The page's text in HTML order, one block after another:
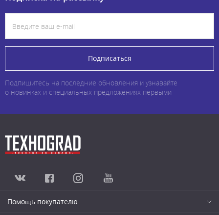
Подписаться
Подпишитесь на последние обновления и узнавайте
о новинках и специальных предложениях первыми
Помощь покупателю